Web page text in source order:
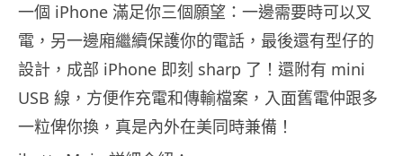
一個 iPhone 滿足你三個願望：一邊需要時可以叉
電，另一邊廂繼續保護你的電話，最後還有型仔的
設計，成部 iPhone 即刻 sharp 了！還附有 mini
USB 線，方便作充電和傳輸檔案，入面舊電仲跟多
一粒俾你換，真是內外在美同時兼備！